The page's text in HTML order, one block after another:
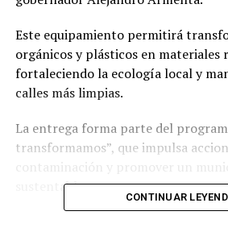
Este equipamiento permitirá
orgánicos y plásticos en materiales
fortaleciendo la ecología local y
calles más limpias.
La entrega forma parte del
transformamos”, que impulsa
sustentable
CONTINUAR